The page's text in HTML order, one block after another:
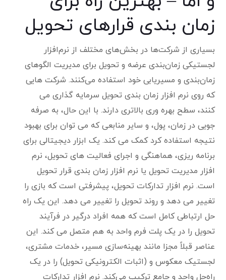
زمان بندی قرارهای تحویل
بسیاری از شرکت‌ها در بخش‌های مختلف از نرم‌افزار
لجستیکی زمان‌بندی عرضه و تحویل برای مدیریت الگوهای
زمان‌بندی و مسیریابی خود استفاده می‌کنند. شرکت هایی
که روی نرم افزار زمان بندی تحویل سرمایه گذاری می
کنند، سطح بهره وری بالاتری دارند. با این حال، به صرفه
جویی در زمان، پول، و سایر منابعی که می توان برای بهبود
نتیجه استفاده کرد کمک می کند. یک ابزار دیجیتالی برای
برنامه ریزی، هماهنگی و اجرای فعالیت های تحویل، نرم
افزار مدیریت تحویل یا نرم افزار زمان بندی قرار تحویل
است. نرم افزار تدارکات تحویل، پیشرفتی است که بازی را
تغییر می دهد و روند تحویل را تغییر می دهد. این یک راه
حل ارتباطی کامل است که همه افراد درگیر در فرآیند
تحویل را در یک پلت فرم واحد به هم متصل می کند. این
عناصر قبلاً مجزا مانند بهینه‌سازی مسیر، خدمات مشتری،
لجستیک معکوس و (اثبات الکترونیکی تحویل) را در یک
راه‌حل واحد و جامع ترکیب می‌کند. نرم افزار تدارکات